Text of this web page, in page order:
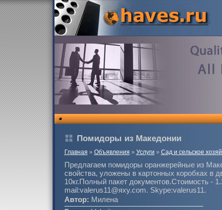
Помидоры из Македонии
Главная » Объявления » Услуги » Сад и сельское
Предлагаем помидоры оранжерейные из
свойства, уложены в картонных коробках в
10кг.Полный пакет документов.Стоимость -
mail:valerus11@яху.com. Skype:valerus11.
Автор: Милена